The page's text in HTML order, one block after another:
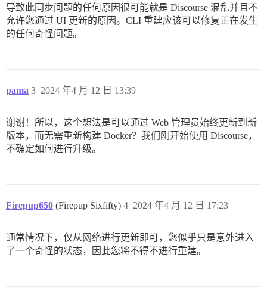
导致此同步问题的任何原因很可能就是 Discourse 混乱并且不
允许您通过 UI 更新的原因。CLI 重建应该可以修复正在发生
的任何奇怪问题。
pama 2024 年4 月 12 日 13:39
3
谢谢！所以，这个想法是可以通过 Web 管理员始终更新到新
版本，而无需重新构建 Docker？我们刚开始使用 Discourse，
不确定如何进行升级。
Firepup650 (Firepup Sixfifty) 2024 年4 月 12 日 17:23
4
通常情况下，仅从网络进行更新即可，您似乎只是意外进入
了一个奇怪的状态，因此您将不得不进行重建。